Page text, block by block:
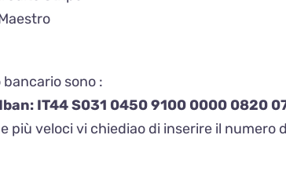
sono :
Iban: IT44 S031 0450 9100 0000 0820
più veloci vi chiediao di inserire il numero